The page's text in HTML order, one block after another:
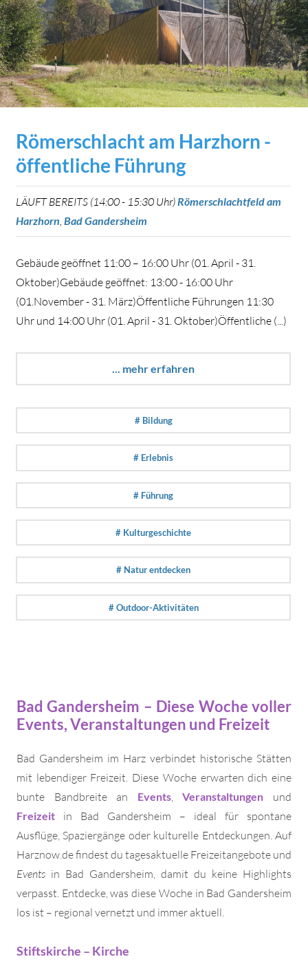
Römerschlacht am Harzhorn -
öffentliche Führung
LÄUFT BEREITS (14:00 - 15:30 Uhr)Römerschlachtfeld am
Harzhorn Bad Gandersheim
Gebäude geöffnet 11:00 – 16:00 Uhr (01. April - 31.
Oktober)Gebäude geöffnet: 13:00 - 16:00 Uhr
(01.November - 31. März)Öffentliche Führungen 11:30
Uhr und 14:00 Uhr (01. April - 31. Oktober)Öffentliche (...)
... mehr erfahren
# Bildung
# Erlebnis
# Führung
# Kulturgeschichte
# Natur entdecken
# Outdoor-Aktivitäten
Bad Gandersheim – Diese Woche voller
Events, Veranstaltungen und Freizeit
Bad Gandersheim im Harz verbindet historische Stätten
mit lebendiger Freizeit. Diese Woche erwarten dich eine
bunte Bandbreite an Events,Veranstaltungen und
Freizeit in Bad Gandersheim – ideal für spontane
Ausflüge, Spaziergänge oder kulturelle Entdeckungen. Auf
Harznow.de findest du tagesaktuelle Freizeitangebote und
Events in Bad Gandersheim, damit du keine Highlights
verpasst. Entdecke, was diese Woche in Bad Gandersheim
los ist – regional vernetzt und immer aktuell.
Stiftskirche – Kirche